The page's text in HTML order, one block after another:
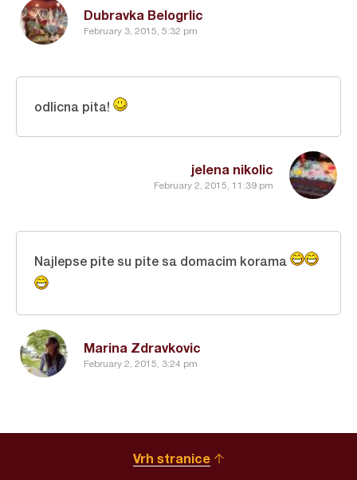
Dubravka Belogrlic
February 3, 2015, 5:32 pm
jelena nikolic
February 2, 2015, 11:39 pm
odlicna pita!
Marina Zdravkovic
February 2, 2015, 3:24 pm
Najlepse pite su pite sa domacim korama
Vrh stranice